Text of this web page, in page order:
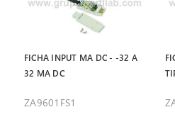
FICHA INPUT MA DC - -32 A
32 MA DC
ZA9601FS1